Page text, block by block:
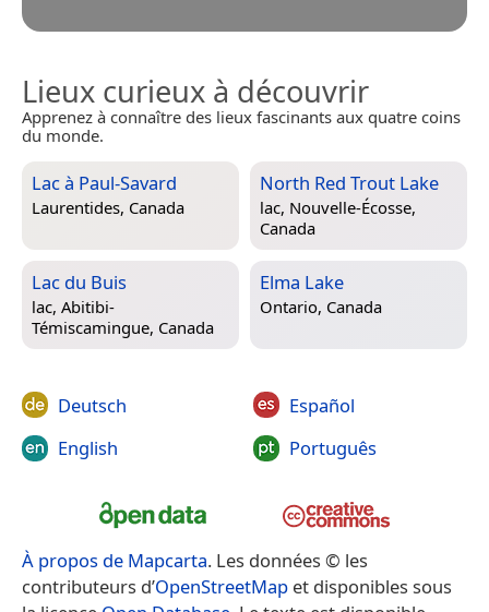
Lieux curieux à découvrir
Apprenez à connaître des lieux fascinants aux quatre coins
du monde.
Lac à Paul-Savard
Laurentides, Canada
North Red Trout Lake
lac, Nouvelle-Écosse,
Canada
Lac du Buis
lac, Abitibi-
Témiscamingue, Canada
Elma Lake
Ontario, Canada
Deutsch
English
Español
Português
À propos de Mapcarta. Les données © les
contributeurs d’OpenStreetMap et disponibles sous